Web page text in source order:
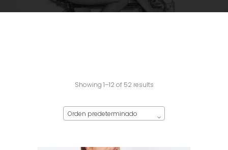
Showing 1–12 of 52 results
Orden predeterminado